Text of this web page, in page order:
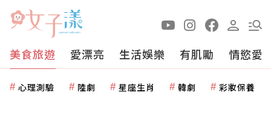
美食旅遊 愛漂亮 生活娛樂 有肌勵 情慾愛
心理測驗 陸劇 星座生肖 韓劇 彩妝保養